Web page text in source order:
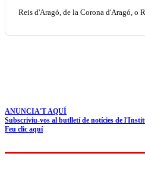
Reis d'Aragó, de la Corona d'Aragó, o
ANUNCIA'T AQUÍ
Subscriviu-vos al butlletí de notícies de
Feu clic aquí